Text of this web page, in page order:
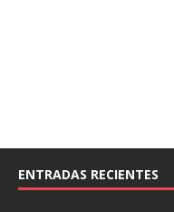
ENTRADAS RECIENTES